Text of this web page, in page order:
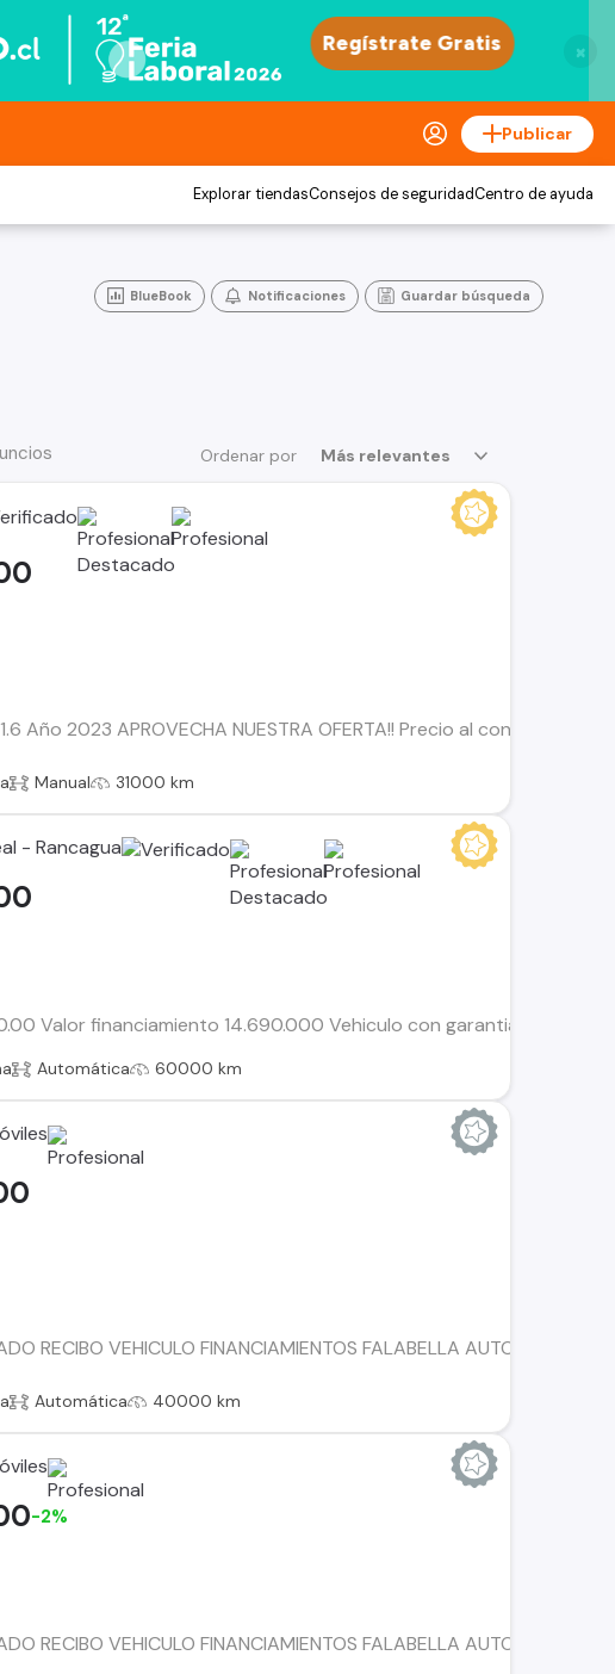
×
Publicar
Explorar tiendasConsejos de seguridadCentro de ayuda
BlueBook Notificaciones Guardar búsqueda
Ordenar por Más relevantes
Año 2023 APROVECHA NUESTRA OFERTA!! Precio al contado:
Manual 31000 km
- Rancagua
Valor financiamiento 14.690.000 Vehiculo con garantia
Automática 60000 km
RECIBO VEHICULO FINANCIAMIENTOS FALABELLA AUTOFIN
Automática 40000 km
RECIBO VEHICULO FINANCIAMIENTOS FALABELLA AUTOFIN
-2%